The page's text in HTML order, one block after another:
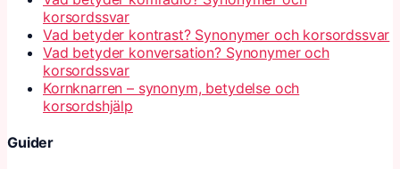
korsordssvar
Vad betyder kontrast? Synonymer och korsordssvar
Vad betyder konversation? Synonymer och
korsordssvar
Kornknarren – synonym, betydelse och
korsordshjälp
Guider